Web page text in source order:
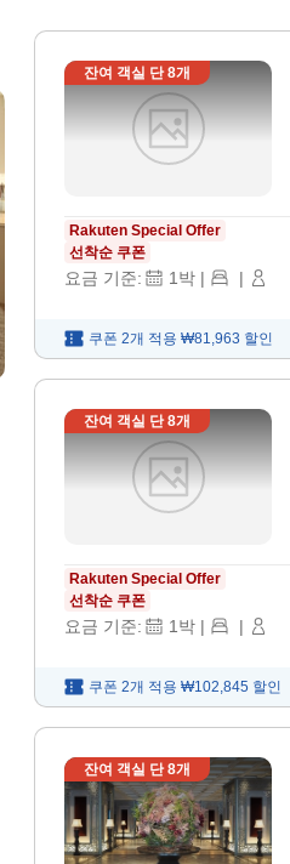
잔여 객실 단8개
Rakuten Special Offer
선착순 쿠폰
요금 기준: 1박 | |
쿠폰 2개 적용 ₩81,963 할인
잔여 객실 단8개
Rakuten Special Offer
선착순 쿠폰
요금 기준: 1박 | |
쿠폰 2개 적용 ₩102,845 할인
잔여 객실 단8개